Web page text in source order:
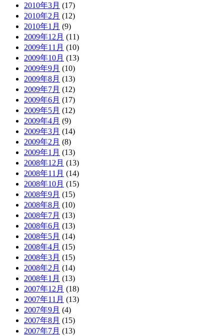
2010年3月 (17)
2010年2月 (12)
2010年1月 (9)
2009年12月 (11)
2009年11月 (10)
2009年10月 (13)
2009年9月 (10)
2009年8月 (13)
2009年7月 (12)
2009年6月 (17)
2009年5月 (12)
2009年4月 (9)
2009年3月 (14)
2009年2月 (8)
2009年1月 (13)
2008年12月 (13)
2008年11月 (14)
2008年10月 (15)
2008年9月 (15)
2008年8月 (10)
2008年7月 (13)
2008年6月 (13)
2008年5月 (14)
2008年4月 (15)
2008年3月 (15)
2008年2月 (14)
2008年1月 (13)
2007年12月 (18)
2007年11月 (13)
2007年9月 (4)
2007年8月 (15)
2007年7月 (13)